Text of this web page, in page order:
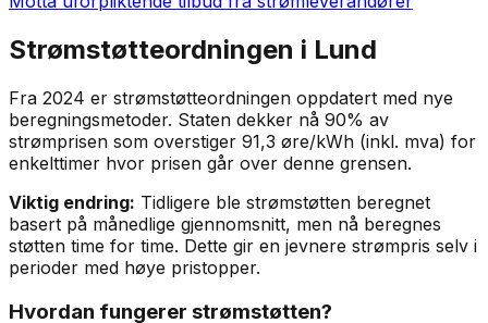
Strømstøtteordningen i Lund
Fra 2024 er strømstøtteordningen oppdatert med nye
beregningsmetoder. Staten dekker nå 90% av
strømprisen som overstiger 91,3 øre/kWh (inkl. mva) for
enkelttimer hvor prisen går over denne grensen.
Viktig endring: Tidligere ble strømstøtten beregnet
basert på månedlige gjennomsnitt, men nå beregnes
støtten time for time. Dette gir en jevnere strømpris selv i
perioder med høye pristopper.
Hvordan fungerer strømstøtten?